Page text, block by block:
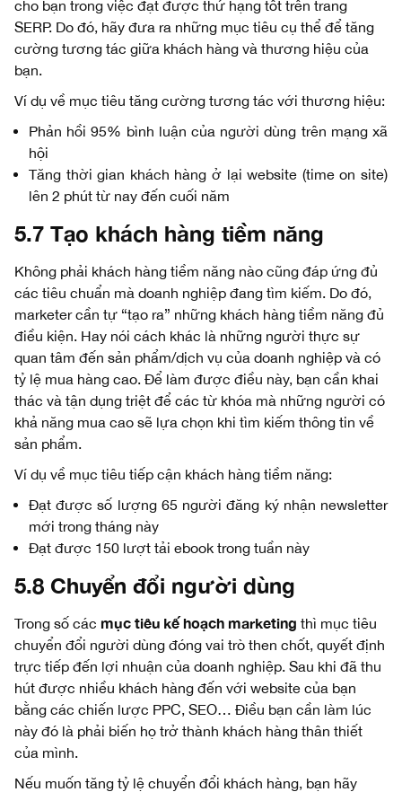
cho bạn trong việc đạt được thứ hạng tốt trên trang
SERP. Do đó, hãy đưa ra những mục tiêu cụ thể để tăng
cường tương tác giữa khách hàng và thương hiệu của
bạn.
Ví dụ về mục tiêu tăng cường tương tác với thương hiệu:
Phản hồi 95% bình luận của người dùng trên mạng xã
hội
Tăng thời gian khách hàng ở lại website (time on site)
lên 2 phút từ nay đến cuối năm
5.7 Tạo khách hàng tiềm năng
Không phải khách hàng tiềm năng nào cũng đáp ứng đủ
các tiêu chuẩn mà doanh nghiệp đang tìm kiếm. Do đó,
marketer cần tự “tạo ra” những khách hàng tiềm năng đủ
điều kiện. Hay nói cách khác là những người thực sự
quan tâm đến sản phẩm/dịch vụ của doanh nghiệp và có
tỷ lệ mua hàng cao. Để làm được điều này, bạn cần khai
thác và tận dụng triệt để các từ khóa mà những người có
khả năng mua cao sẽ lựa chọn khi tìm kiếm thông tin về
sản phẩm.
Ví dụ về mục tiêu tiếp cận khách hàng tiềm năng:
Đạt được số lượng 65 người đăng ký nhận newsletter
mới trong tháng này
Đạt được 150 lượt tải ebook trong tuần này
5.8 Chuyển đổi người dùng
Trong số các mục tiêu kế hoạch marketing thì mục tiêu
chuyển đổi người dùng đóng vai trò then chốt, quyết định
trực tiếp đến lợi nhuận của doanh nghiệp. Sau khi đã thu
hút được nhiều khách hàng đến với website của bạn
bằng các chiến lược PPC, SEO… Điều bạn cần làm lúc
này đó là phải biến họ trở thành khách hàng thân thiết
của mình.
Nếu muốn tăng tỷ lệ chuyển đổi khách hàng, bạn hãy